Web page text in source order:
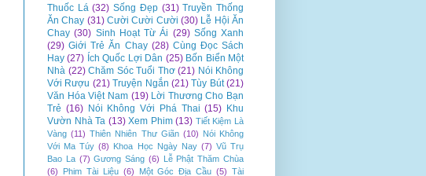
Thuốc Lá (32) Sống Đẹp (31) Truyền Thống
Ăn Chay (31) Cười Cười Cười (30) Lễ Hội Ăn
Chay (30) Sinh Hoạt Từ Ái (29) Sống Xanh
(29) Giới Trẻ Ăn Chay (28) Cùng Đọc Sách
Hay (27) Ích Quốc Lợi Dân (25) Bốn Biển Một
Nhà (22) Chăm Sóc Tuổi Thơ (21) Nói Không
Với Rượu (21) Truyện Ngắn (21) Tùy Bút (21)
Văn Hóa Việt Nam (19) Lời Thương Cho Bạn
Trẻ (16) Nói Không Với Phá Thai (15) Khu
Vườn Nhà Ta (13) Xem Phim (13) Tiết Kiệm Là
Vàng (11) Thiên Nhiên Thư Giãn (10) Nói Không
Với Ma Túy (8) Khoa Học Ngày Nay (7) Vũ Trụ
Bao La (7) Gương Sáng (6) Lễ Phật Thăm Chùa
(6)
Phim Tài Liệu (6) Một Góc Địa Cầu (5) Tài